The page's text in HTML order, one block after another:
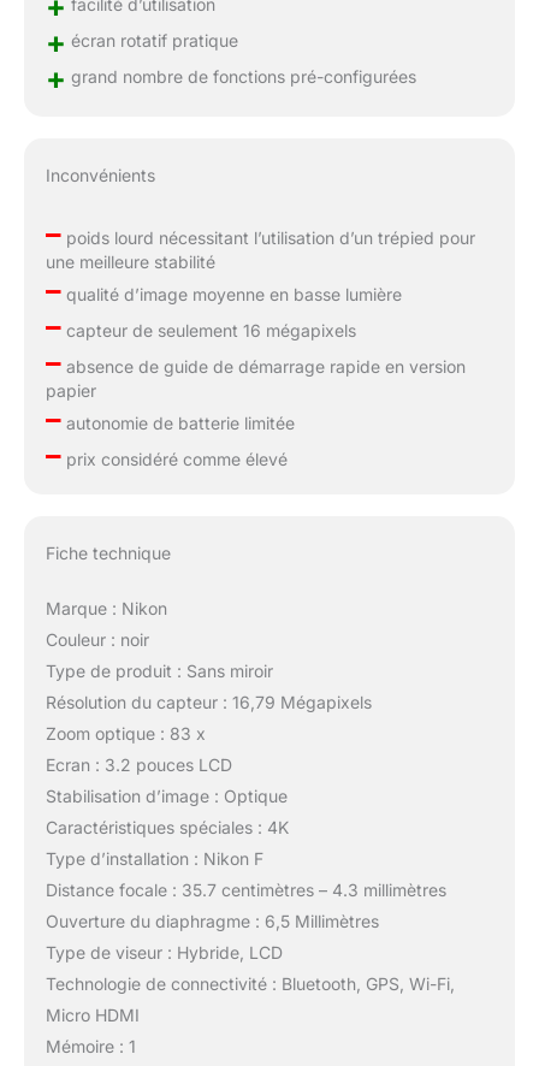
+ écran rotatif pratique
+ grand nombre de fonctions pré-configurées
Inconvénients
–poids lourd nécessitant l’utilisation d’un trépied pour
une meilleure stabilité
–qualité d’image moyenne en basse lumière
–capteur de seulement 16 mégapixels
–absence de guide de démarrage rapide en version
papier
–autonomie de batterie limitée
–prix considéré comme élevé
Fiche technique
Marque : Nikon
Couleur : noir
Type de produit : Sans miroir
Résolution du capteur : 16,79 Mégapixels
Zoom optique : 83 x
Ecran : 3.2 pouces LCD
Stabilisation d’image : Optique
Caractéristiques spéciales : 4K
Type d’installation : Nikon F
Distance focale : 35.7 centimètres – 4.3 millimètres
Ouverture du diaphragme : 6,5 Millimètres
Type de viseur : Hybride, LCD
Technologie de connectivité : Bluetooth, GPS, Wi-Fi,
Micro HDMI
Mémoire : 1